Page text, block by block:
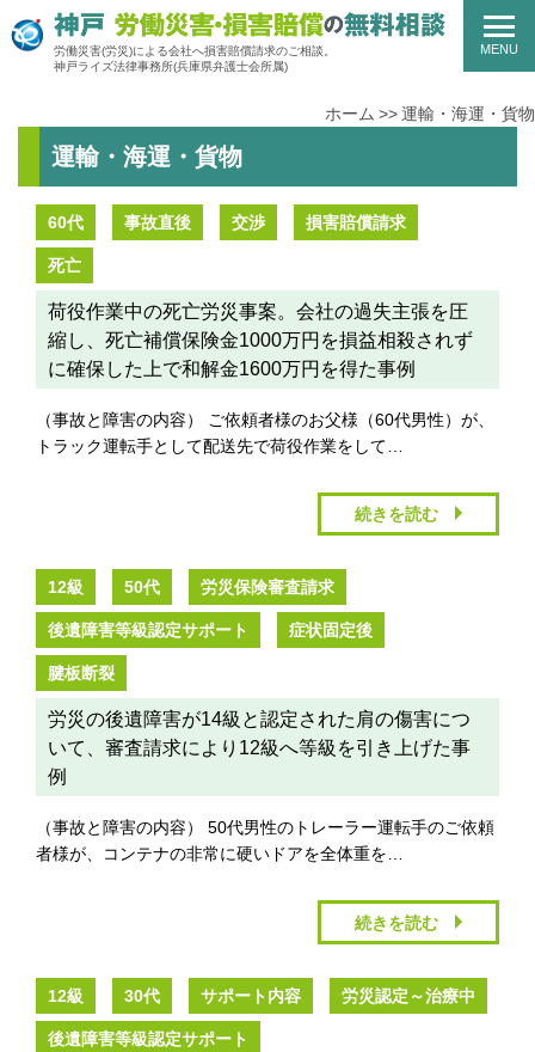
労働災害(労災)による会社へ損害賠償請求のご相談。
神戸ライズ法律事務所(兵庫県弁護士会所属)
MENU
ホーム 運輸・海運・貨物
運輸・海運・貨物
60代 事故直後 交渉 損害賠償請求
死亡
荷役作業中の死亡労災事案。会社の過失主張を圧
縮し、死亡補償保険金1000万円を損益相殺されず
に確保した上で和解金1600万円を得た事例
（事故と障害の内容） ご依頼者様のお父様（60代男性）が、
トラック運転手として配送先で荷役作業をして…
続きを読む
12級 50代 労災保険審査請求
後遺障害等級認定サポート 症状固定後
腱板断裂
労災の後遺障害が14級と認定された肩の傷害につ
いて、審査請求により12級へ等級を引き上げた事
例
（事故と障害の内容） 50代男性のトレーラー運転手のご依頼
者様が、コンテナの非常に硬いドアを全体重を…
続きを読む
12級 30代 サポート内容 労災認定～治療中
後遺障害等級認定サポート